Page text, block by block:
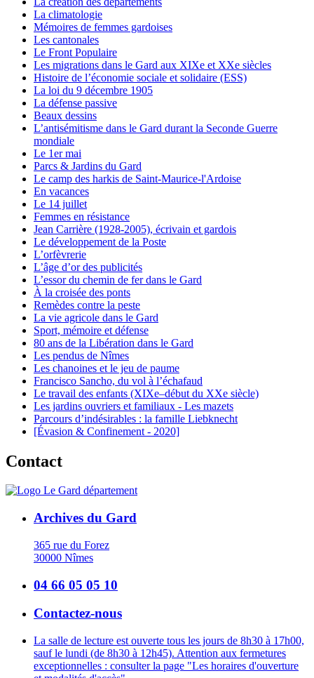
La climatologie
Mémoires de femmes gardoises
Les cantonales
Le Front Populaire
Les migrations dans le Gard aux XIXe et XXe siècles
Histoire de l’économie sociale et solidaire (ESS)
La loi du 9 décembre 1905
La défense passive
Beaux dessins
L’antisémitisme dans le Gard durant la Seconde Guerre
mondiale
Le 1er mai
Parcs & Jardins du Gard
Le camp des harkis de Saint-Maurice-l'Ardoise
En vacances
Le 14 juillet
Femmes en résistance
Jean Carrière (1928-2005), écrivain et gardois
Le développement de la Poste
L’orfèvrerie
L’âge d’or des publicités
L’essor du chemin de fer dans le Gard
À la croisée des ponts
Remèdes contre la peste
La vie agricole dans le Gard
Sport, mémoire et défense
80 ans de la Libération dans le Gard
Les pendus de Nîmes
Les chanoines et le jeu de paume
Francisco Sancho, du vol à l’échafaud
Le travail des enfants (XIXe–début du XXe siècle)
Les jardins ouvriers et familiaux - Les mazets
Parcours d’indésirables : la famille Liebknecht
[Évasion & Confinement - 2020]
Contact
Archives du Gard
365 rue du Forez
30000 Nîmes
04 66 05 05 10
Contactez-nous
La salle de lecture est ouverte tous les jours de 8h30 à 17h00,
sauf le lundi (de 8h30 à 12h45). Attention aux fermetures
exceptionnelles : consulter la page "Les horaires d'ouverture